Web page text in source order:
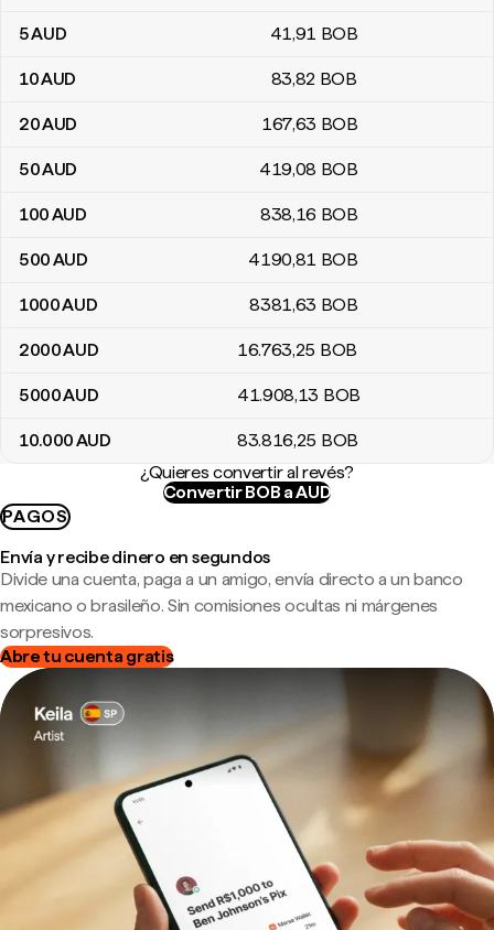
5AUD 41,91 BOB
10AUD 83,82 BOB
20AUD 167,63 BOB
50AUD 419,08 BOB
100AUD 838,16 BOB
500AUD 4190,81 BOB
1000AUD 8381,63 BOB
2000AUD 16.763,25 BOB
5000AUD 41.908,13 BOB
10.000AUD 83.816,25 BOB
¿Quieres convertir al revés?
Convertir BOB a AUD
PAGOS
Envía y recibe dinero en segundos
Divide una cuenta, paga a un amigo, envía directo a un banco
mexicano o brasileño. Sin comisiones ocultas ni márgenes
sorpresivos.
Abre tu cuenta gratis